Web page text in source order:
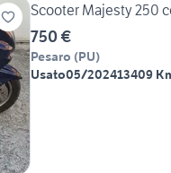
Scooter Majesty 250
750 €
Pesaro (PU)
Usato05/202413409